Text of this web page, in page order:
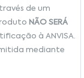
de um
NÃO SERÁ
à ANVISA.
mediante